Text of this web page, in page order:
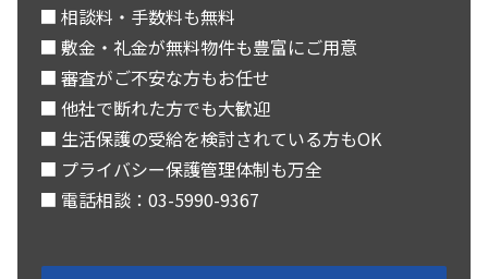
■ 相談料・手数料も無料
■ 敷金・礼金が無料物件も豊富にご用意
■ 審査がご不安な方もお任せ
■ 他社で断れた方でも大歓迎
■ 生活保護の受給を検討されている方もOK
■ プライバシー保護管理体制も万全
■ 電話相談：03-5990-9367